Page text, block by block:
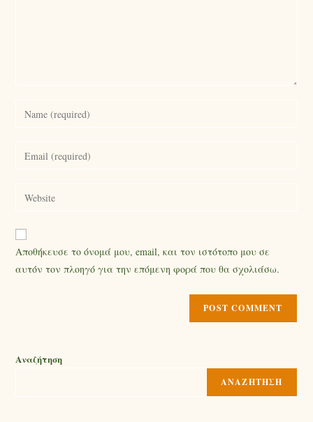
Αποθήκευσε το όνομά μου, email, και τον ιστότοπο μου σε
αυτόν τον πλοηγό για την επόμενη φορά που θα σχολιάσω.
Αναζήτηση
ΑΝΑΖΉΤΗΣΗ